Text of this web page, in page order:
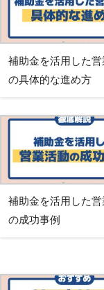
補助金を活用した営
の具体的な進め方
補助金を活用した営
の成功事例